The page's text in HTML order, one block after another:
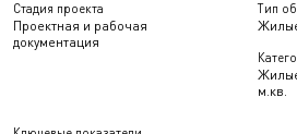
Стадия проекта
Проектная и рабочая
документация
Тип
м.кв.